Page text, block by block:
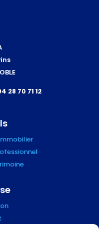
28 70 71 12